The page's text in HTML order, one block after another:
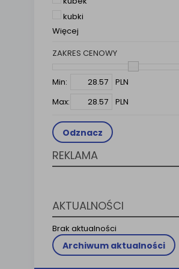
kubki
Więcej
ZAKRES CENOWY
Min:
PLN
Max:
PLN
Odznacz
REKLAMA
AKTUALNOŚCI
Brak aktualności
Archiwum aktualności